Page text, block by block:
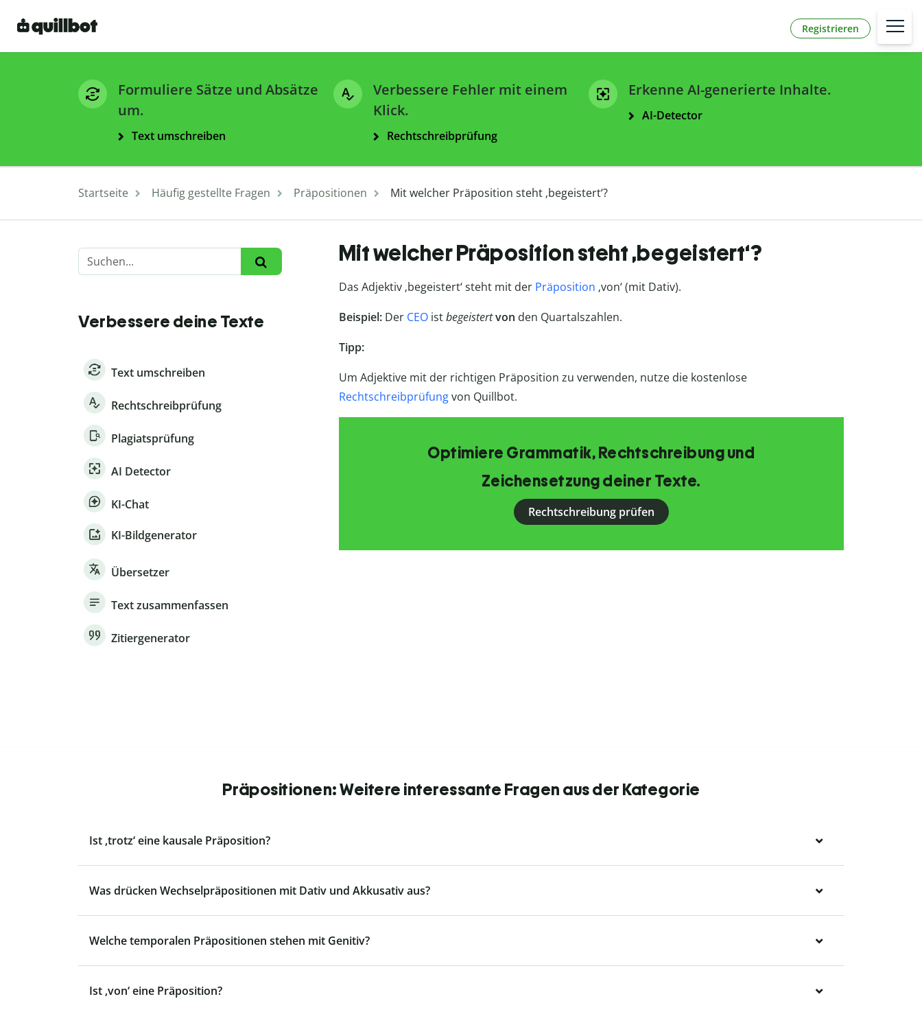
Registrieren
Formuliere Sätze und Absätze
um.
Text umschreiben
Verbessere Fehler mit einem
Klick.
Rechtschreibprüfung
Erkenne AI-generierte Inhalte.
AI-Detector
Startseite Häufig gestellte Fragen Präpositionen Mit welcher Präposition steht ‚begeistert‘?
Verbessere deine Texte
Text umschreiben
Rechtschreibprüfung
Plagiatsprüfung
AI Detector
KI-Chat
KI-Bildgenerator
Übersetzer
Text zusammenfassen
Zitiergenerator
Mit welcher Präposition steht ‚begeistert‘?
Das Adjektiv ‚begeistert‘ steht mit der Präposition ‚von‘ (mit Dativ).
Beispiel:Der CEOistbegeistertvon den Quartalszahlen.
Tipp:
Um Adjektive mit der richtigen Präposition zu verwenden, nutze die kostenlose
Rechtschreibprüfungvon Quillbot.
Optimiere Grammatik, Rechtschreibung und
Zeichensetzung deiner Texte.
Rechtschreibung prüfen
Präpositionen: Weitere interessante Fragen aus der Kategorie
Ist ‚trotz‘ eine kausale Präposition?
Was drücken Wechselpräpositionen mit Dativ und Akkusativ aus?
Welche temporalen Präpositionen stehen mit Genitiv?
Ist ‚von‘ eine Präposition?